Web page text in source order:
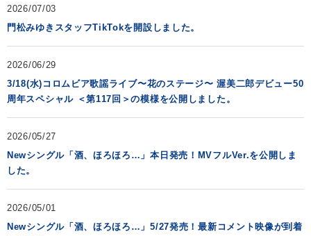
会社情報
サイトマップ
閉じる
2026/07/03
門松みゆきスタッフTikTokを開設しました。
2026/06/29
3/18(水)コロムビア歌謡ライブ〜花のステージ〜 渥美二郎デビュー50
周年スペシャル ＜第117回＞の模様を公開しました。
2026/05/27
Newシングル「酒、ほろほろ…」本日発売！MVフルVer.を公開しま
した。
2026/05/01
Newシングル「酒、ほろほろ…」5/27発売！最新コメント映像が到着